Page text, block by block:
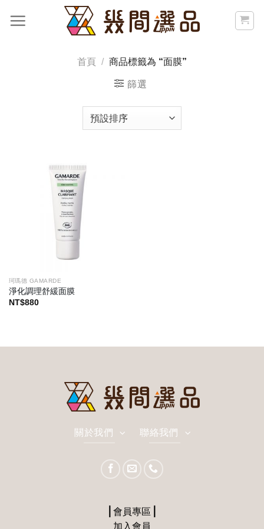
首頁 / 商品標籤為 “面膜”
篩選
珂瑪德 GAMARDE
淨化調理舒緩面膜
NT$880
關於我們 聯絡我們
⎪會員專區⎪
加入會員